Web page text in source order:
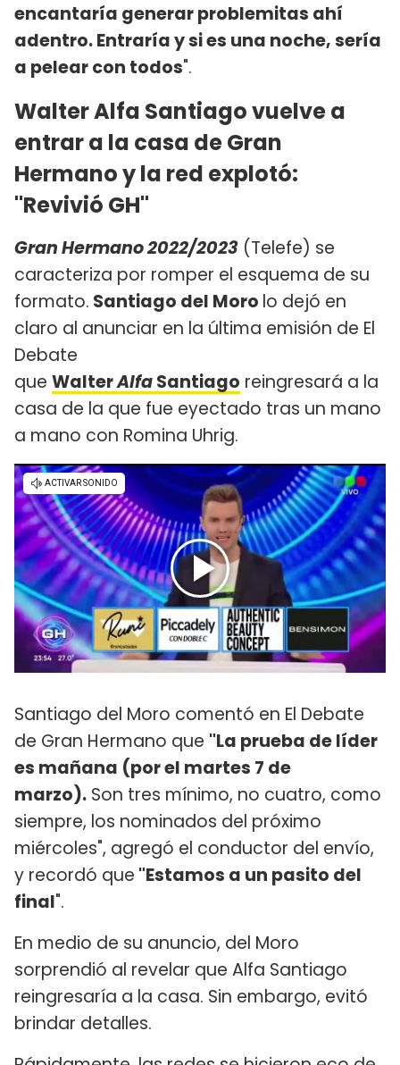
encantaría generar problemitas ahí
adentro. Entraría y si es una noche, sería
a pelear con todos".
Walter Alfa Santiago vuelve a
entrar a la casa de Gran
Hermano y la red explotó:
"Revivió GH"
Gran Hermano 2022/2023 (Telefe) se
caracteriza por romper el esquema de su
formato. Santiago del Moro lo dejó en
claro al anunciar en la última emisión de El
Debate
que WalterAlfaSantiago reingresará a la
casa de la que fue eyectado tras un mano
a mano con Romina Uhrig.
Santiago del Moro comentó en El Debate
de Gran Hermano que "La prueba de líder
es mañana (por el martes 7 de
marzo). Son tres mínimo, no cuatro, como
siempre, los nominados del próximo
miércoles", agregó el conductor del envío,
y recordó que "Estamos a un pasito del
final".
En medio de su anuncio, del Moro
sorprendió al revelar que Alfa Santiago
reingresaría a la casa. Sin embargo, evitó
brindar detalles.